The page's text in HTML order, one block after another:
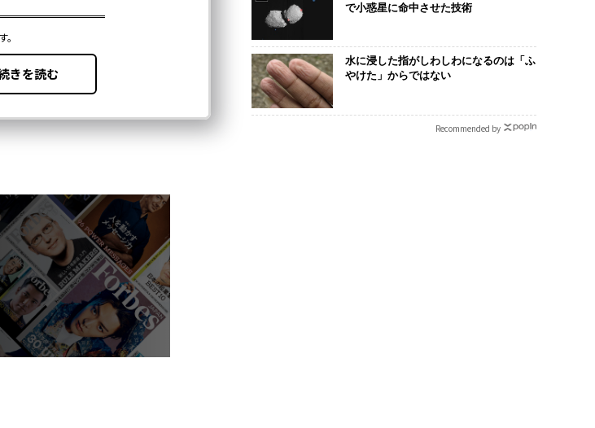
で小惑星に命中させた技術
水に浸した指がしわしわになるのは「ふ
やけた」からではない
Recommended by